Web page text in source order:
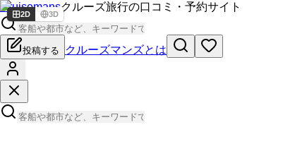
Cruisemansクルーズ旅行の口コミ・予約サイト
投稿する クルーズマンズとは
2D 3D